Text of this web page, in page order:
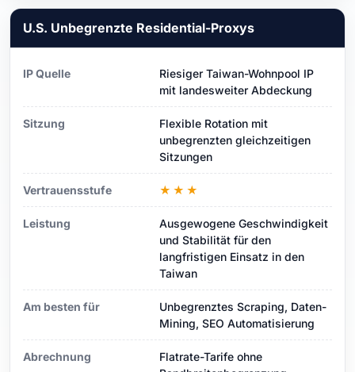
U.S. Unbegrenzte Residential-Proxys
IP Quelle
Riesiger Taiwan-Wohnpool IP
mit landesweiter Abdeckung
Sitzung
Flexible Rotation mit
unbegrenzten gleichzeitigen
Sitzungen
Vertrauensstufe ★★★
Leistung
Ausgewogene Geschwindigkeit
und Stabilität für den
langfristigen Einsatz in den
Taiwan
Am besten für
Unbegrenztes Scraping, Daten-
Mining, SEO Automatisierung
Abrechnung
Flatrate-Tarife ohne